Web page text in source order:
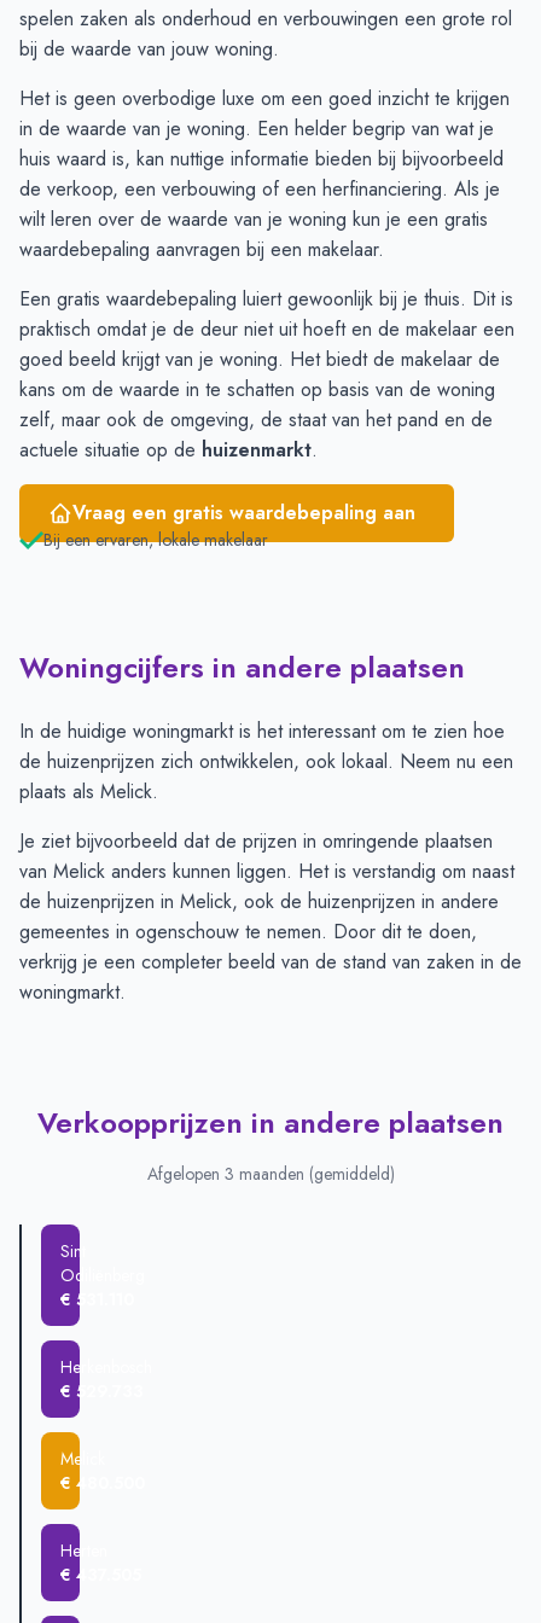
Oktober € 440.812 € 432.764
November€ 452.769 € 450.875
Januari
€ 378.250 € 421.589
Februari
€ 396.500€ 460.001
Maart
€ 417.083 € 432.793
April
€ 417.083 € 444.160
Mei
€ 421.600 € 444.160
Juni
€ 355.625 € 480.500
spelen zaken als onderhoud en verbouwingen een grote rol
bij de waarde van jouw woning.
Het is geen overbodige luxe om een goed inzicht te krijgen
in de waarde van je woning. Een helder begrip van wat je
huis waard is, kan nuttige informatie bieden bij bijvoorbeeld
de verkoop, een verbouwing of een herfinanciering. Als je
wilt leren over de waarde van je woning kun je een gratis
waardebepaling aanvragen bij een makelaar.
Een gratis waardebepaling luiert gewoonlijk bij je thuis. Dit is
praktisch omdat je de deur niet uit hoeft en de makelaar een
goed beeld krijgt van je woning. Het biedt de makelaar de
kans om de waarde in te schatten op basis van de woning
zelf, maar ook de omgeving, de staat van het pand en de
actuele situatie op de huizenmarkt.
Vraag een gratis waardebepaling aan
Bij een ervaren, lokale makelaar
Woningcijfers in andere plaatsen
In de huidige woningmarkt is het interessant om te zien hoe
de huizenprijzen zich ontwikkelen, ook lokaal. Neem nu een
plaats als Melick.
Je ziet bijvoorbeeld dat de prijzen in omringende plaatsen
van Melick anders kunnen liggen. Het is verstandig om naast
de huizenprijzen in Melick, ook de huizenprijzen in andere
gemeentes in ogenschouw te nemen. Door dit te doen,
verkrijg je een completer beeld van de stand van zaken in de
woningmarkt.
Verkoopprijzen in andere plaatsen
Afgelopen 3 maanden (gemiddeld)
Sint
Odiliënberg
€ 531.110
Herkenbosch
€ 529.733
Melick
€ 480.500
Herten
€ 437.505